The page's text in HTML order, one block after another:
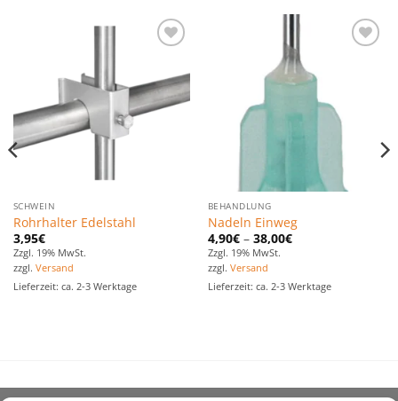
hinzufügen
SCHWEIN
Rohrhalter Edelstahl
3,95€
Zzgl. 19% MwSt.
zzgl. Versand
Lieferzeit: ca. 2-3 Werktage
BEHANDLUNG
Nadeln Einweg
4,90€– 38,00€
Zzgl. 19% MwSt.
zzgl. Versand
Lieferzeit: ca. 2-3 Werktage